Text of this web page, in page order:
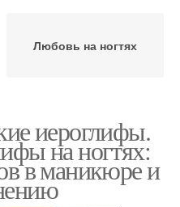
Любовь на ногтях
иероглифы.
на ногтях:
в маникюре и